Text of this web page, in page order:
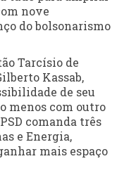
nove
do bolsonarismo
Tarcísio de
Kassab,
de seu
menos com outro
comanda três
e Energia,
mais espaço